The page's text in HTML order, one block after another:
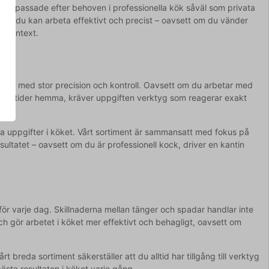
efter behoven i professionella kök såväl som privata
du kan arbeta effektivt och precist – oavsett om du vänder
kontext.
med stor precision och kontroll. Oavsett om du arbetar med
hemma, kräver uppgiften verktyg som reagerar exakt
uppgifter i köket. Vårt sortiment är sammansatt med fokus på
– oavsett om du är professionell kock, driver en kantin
varje dag. Skillnaderna mellan tänger och spadar handlar inte
gör arbetet i köket mer effektivt och behagligt, oavsett om
breda sortiment säkerställer att du alltid har tillgång till verktyg